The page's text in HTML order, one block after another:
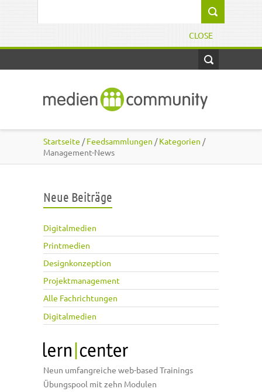
CLOSE
Startseite /Feedsammlungen /Kategorien /
Management-News
Neue Beiträge
Digitalmedien
Printmedien
Designkonzeption
Projektmanagement
Alle Fachrichtungen
Digitalmedien
Neun umfangreiche web-based Trainings
Übungspool mit zehn Modulen